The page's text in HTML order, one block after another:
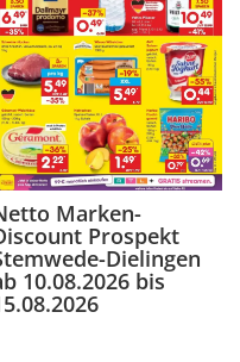
Marken-
Prospekt
Dielingen
10.08.2026 bis